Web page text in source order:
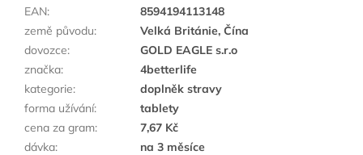
EAN:
8594194113148
země původu:
Velká Británie, Čína
dovozce:
GOLD EAGLE s.r.o
značka:
4betterlife
kategorie:
doplněk stravy
forma užívání:
tablety
cena za gram:
7,67 Kč
dávka:
na 3 měsíce